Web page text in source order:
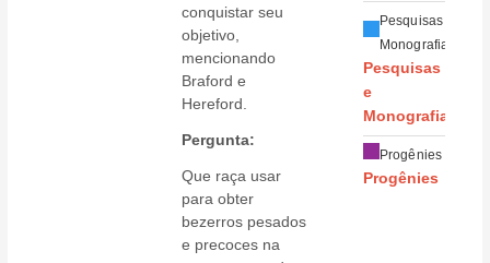
conquistar seu
objetivo,
mencionando
Braford e
Hereford.
Pergunta:
Que raça usar
para obter
bezerros pesados
e precoces na
Pesquisas e
Monografias
Pesquisas
e
Monografias
Progênies
Progênies